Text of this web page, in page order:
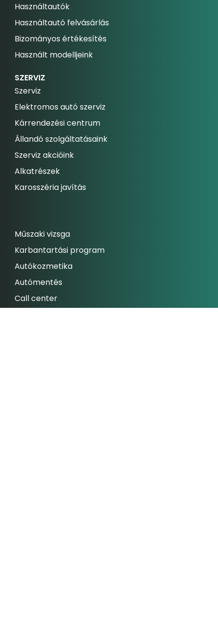
Használtautók
Használtautó felvásárlás
Bizományos értékesítés
Használt modelljeink
SZERVIZ
Szerviz
Elektromos autó szerviz
Kárrendezési centrum
Állandó szolgáltatásaink
Szerviz akcióink
Alkatrészek
Karosszéria javítás
Műszaki vizsga
Karbantartási program
Autókozmetika
Autómentés
Call center